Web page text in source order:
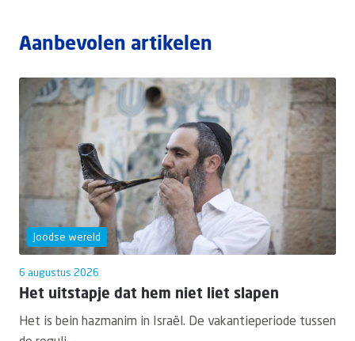
Aanbevolen artikelen
Joodse wereld
6 augustus 2026
Het uitstapje dat hem niet liet slapen
Het is bein hazmanim in Israël. De vakantieperiode tussen